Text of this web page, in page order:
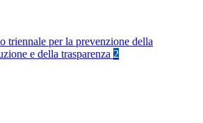
triennale per la prevenzione della
e della trasparenza 2